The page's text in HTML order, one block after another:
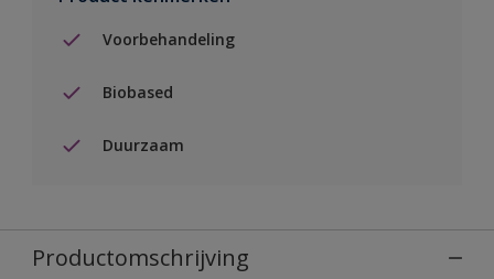
Voorbehandeling
Biobased
Duurzaam
Productomschrijving